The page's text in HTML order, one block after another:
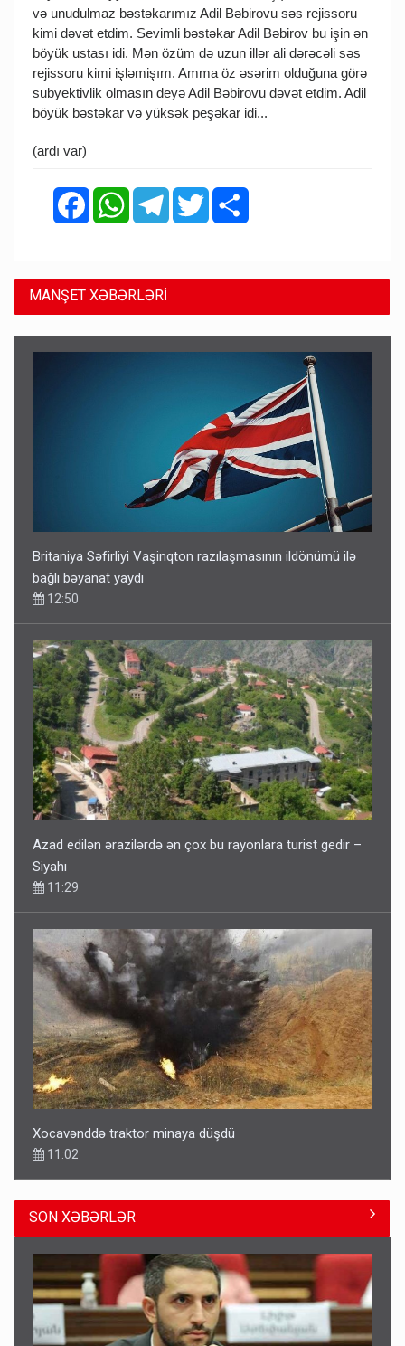
və unudulmaz bəstəkarımız Adil Bəbirovu səs rejissoru
kimi dəvət etdim. Sevimli bəstəkar Adil Bəbirov bu işin ən
böyük ustası idi. Mən özüm də uzun illər ali dərəcəli səs
rejissoru kimi işləmişım. Amma öz əsərim olduğuna görə
subyektivlik olmasın deyə Adil Bəbirovu dəvət etdim. Adil
böyük bəstəkar və yüksək peşəkar idi...
(ardı var)
FacebookWhatsAppTelegramTwitter
MANŞET XƏBƏRLƏRİ
Britaniya Səfirliyi Vaşinqton razılaşmasının ildönümü ilə
bağlı bəyanat yaydı
12:50
Azad edilən ərazilərdə ən çox bu rayonlara turist gedir –
Siyahı
11:29
Xocavənddə traktor minaya düşdü
11:02
SON XƏBƏRLƏR